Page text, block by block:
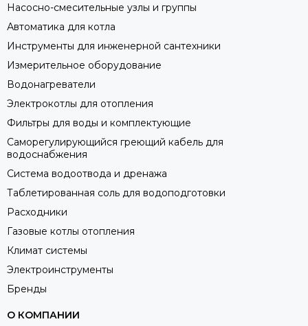
Насосно-смесительные узлы и группы
Автоматика для котла
Инструменты для инженерной сантехники
Измерительное оборудование
Водонагреватели
Электрокотлы для отопления
Фильтры для воды и комплектующие
Саморегулирующийся греющий кабель для
водоснабжения
Система водоотвода и дренажа
Таблетированная соль для водоподготовки
Расходники
Газовые котлы отопления
Климат системы
Электроинструменты
Бренды
О КОМПАНИИ